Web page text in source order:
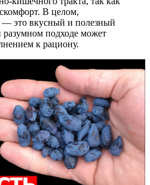
В целом,
— это вкусный и полезный
разумном подходе может
к рациону.